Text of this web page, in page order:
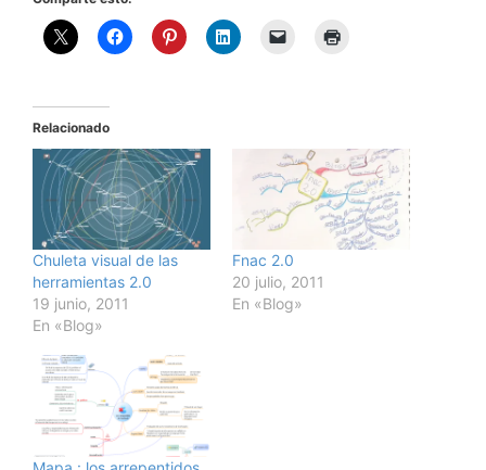
Relacionado
Chuleta visual de las
herramientas 2.0
19 junio, 2011
En «Blog»
Fnac 2.0
20 julio, 2011
En «Blog»